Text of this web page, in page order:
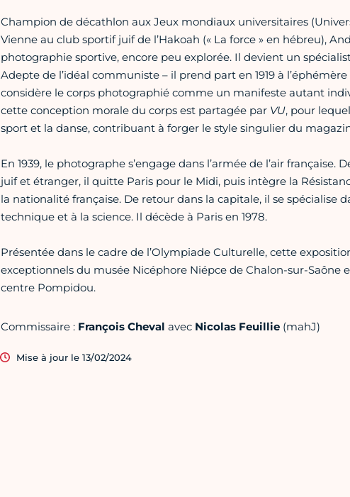
Champion de décathlon aux Jeux mondiaux universitaires
Vienne au club sportif juif de l’Hakoah (« La force » en hébreu),
photographie sportive, encore peu explorée. Il devient un
Adepte de l’idéal communiste – il prend part en 1919 à
considère le corps photographié comme un manifeste autant
cette conception morale du corps est partagée par VU, pour
sport et la danse, contribuant à forger le style singulier du
En 1939, le photographe s’engage dans l’armée de l’air
juif et étranger, il quitte Paris pour le Midi, puis intègre la
la nationalité française. De retour dans la capitale, il se spécialise
technique et à la science. Il décède à Paris en 1978.
Présentée dans le cadre de l’Olympiade Culturelle, cette
exceptionnels du musée Nicéphore Niépce de Chalon-sur-Saône
centre Pompidou.
Commissaire : François Cheval avec Nicolas Feuillie(mahJ)
Mise à jour le 13/02/2024